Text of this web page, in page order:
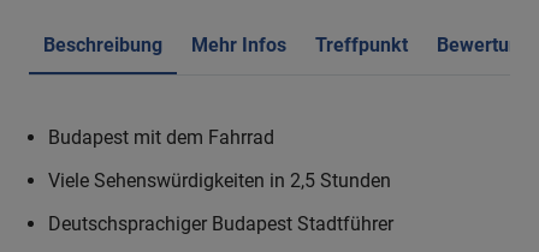
Beschreibung Mehr Infos Treffpunkt
Budapest mit dem Fahrrad
Viele Sehenswürdigkeiten in 2,5 Stunden
Deutschsprachiger Budapest Stadtführer